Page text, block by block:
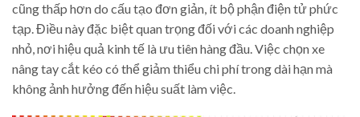
cũng thấp hơn do cấu tạo đơn giản, ít bộ phận điện tử phức
tạp. Điều này đặc biệt quan trọng đối với các doanh nghiệp
nhỏ, nơi hiệu quả kinh tế là ưu tiên hàng đầu. Việc chọn xe
nâng tay cắt kéo có thể giảm thiểu chi phí trong dài hạn mà
không ảnh hưởng đến hiệu suất làm việc.